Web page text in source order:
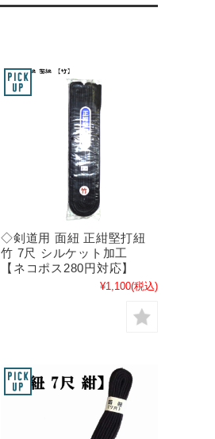
◇剣道用 面紐 正紺堅打紐
竹 7尺 シルケット加工
【ネコポス280円対応】
¥1,100(税込)